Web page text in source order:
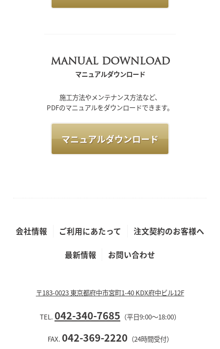
MANUAL DOWNLOAD
マニュアルダウンロード
施工方法やメンテナンス方法など、
PDFのマニュアルをダウンロードできます。
マニュアルダウンロード
会社情報 ご利用にあたって 注文契約のお客様へ
最新情報 お問い合わせ
〒183-0023 東京都府中市宮町1-40 KDX府中ビル12F
TEL. 042-340-7685 （平日9:00〜18:00）
FAX. 042-369-2220 （24時間受付）